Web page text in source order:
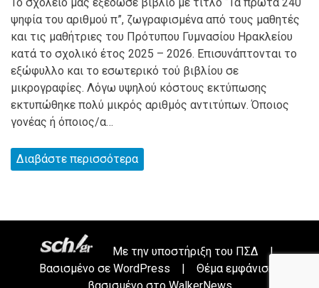
ψηφία του αριθμού π”, ζωγραφισμένα από τους μαθητές
και τις μαθήτριες του Πρότυπου Γυμνασίου Ηρακλείου
κατά το σχολικό έτος 2025 – 2026. Επισυνάπτονται το
εξώφυλλο και το εσωτερικό τού βιβλίου σε
μικρογραφίες. Λόγω υψηλού κόστους εκτύπωσης
εκτυπώθηκε πολύ μικρός αριθμός αντιτύπων. Όποιος
γονέας ή όποιος/α…
Διαβάστε περισσότερα
Με την υποστήριξη του ΠΣΔ
|
Βασισμένο σε WordPress |
Θέμα εμφάνισης